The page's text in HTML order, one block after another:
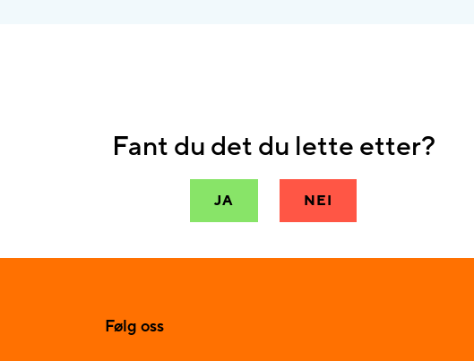
Fant du det du lette etter?
JA NEI
Følg oss